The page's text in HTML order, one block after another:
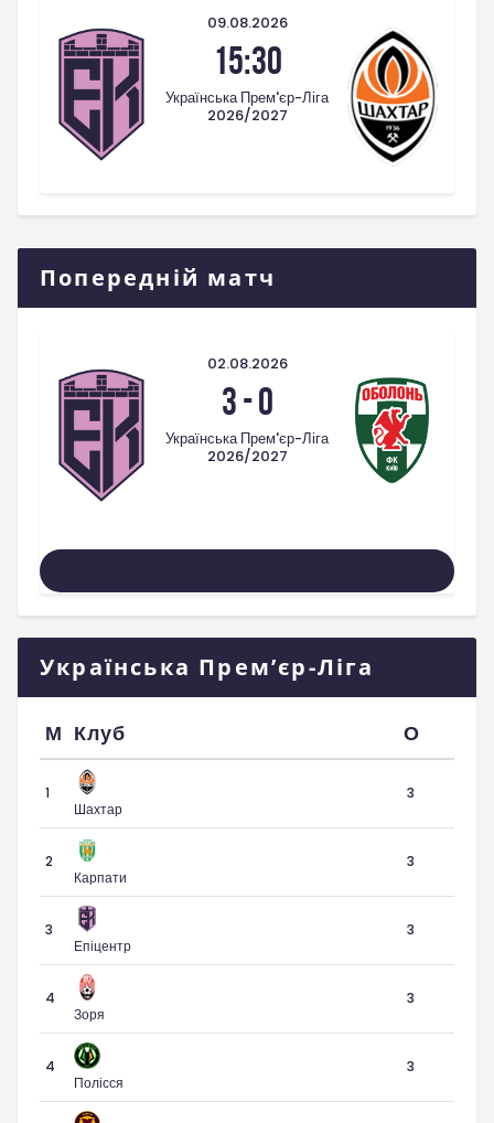
09.08.2026
15:30
Українська Прем'єр-Ліга
2026/2027
Попередній матч
02.08.2026
3-0
Українська Прем'єр-Ліга
2026/2027
Українська Прем’єр-Ліга
М Клуб О
1
Шахтар
3
2
Карпати
3
3
Епіцентр
3
4
Зоря
3
4
Полісся
3